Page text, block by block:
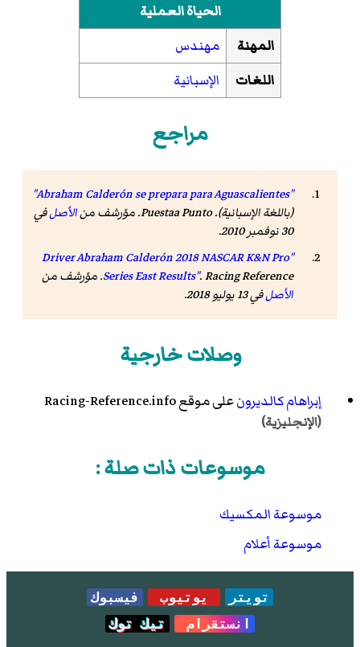
الحياة العملية
المهنة
مهندس
اللغات
الإسبانية
مراجع
"Abraham Calderón se prepara para Aguascalientes"
(باللغة الإسبانية). Puestaa Punto. مؤرشف من
الأصلفي
30 نوفمبر 2010
.
"Driver Abraham Calderón 2018 NASCAR K&N Pro
Series East Results".Racing Reference
. مؤرشف من
الأصلفي 13 يوليو 2018 .
وصلات خارجية
إبراهام كالديرونعلى موقع Racing-Reference.info
(الإنجليزية)
موسوعات ذات صلة :
موسوعة المكسيك
موسوعة أعلام
تويتر يوتيوب
فيسبوك
انستقرام
تيك توك